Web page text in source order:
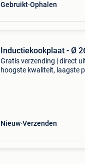
Gebruikt Ophalen
Inductiekookplaat - Ø
Gratis verzending | direct
hoogste kwaliteit, laagste
Nieuw Verzenden